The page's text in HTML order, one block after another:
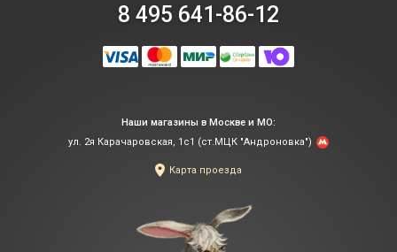
8 495 641-86-12
Наши магазины в Москве и МО:
ул. 2я Карачаровская, 1с1 (ст.МЦК "Андроновка")
Карта проезда